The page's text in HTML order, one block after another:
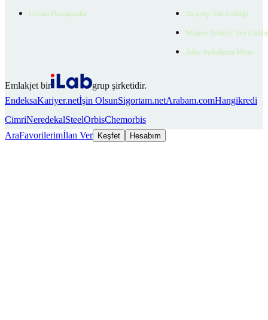
Uzman Danışmanlar Ziyaretçi Veri Gizliliği
Müşteri Yetkilisi Veri
Aday Aydınlatma Metni
Emlakjet bir
grup şirketidir.
EndeksaKariyer.netİşin OlsunSigortam.netArabam.comHangikredi
CimriNeredekalSteelOrbisChemorbis
AraFavorilerimİlan Ver Keşfet Hesabım